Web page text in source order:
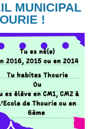
MUNICIPAL
!